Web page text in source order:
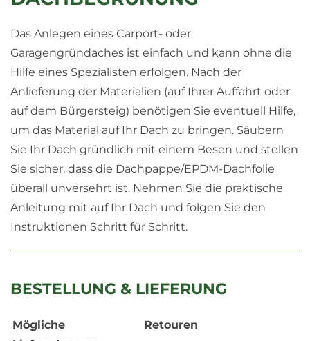
Das Anlegen eines Carport- oder
Garagengründaches ist einfach und kann ohne die
Hilfe eines Spezialisten erfolgen. Nach der
Anlieferung der Materialien (auf Ihrer Auffahrt oder
auf dem Bürgersteig) benötigen Sie eventuell Hilfe,
um das Material auf Ihr Dach zu bringen. Säubern
Sie Ihr Dach gründlich mit einem Besen und stellen
Sie sicher, dass die Dachpappe/EPDM-Dachfolie
überall unversehrt ist. Nehmen Sie die praktische
Anleitung mit auf Ihr Dach und folgen Sie den
Instruktionen Schritt für Schritt.
BESTELLUNG & LIEFERUNG
Mögliche
Retouren